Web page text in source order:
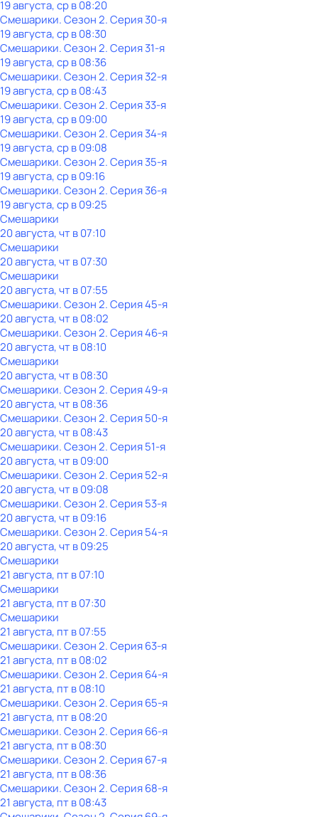
19 августа, ср в 08:20
Смешарики. Сезон 2. Серия 30-я
19 августа, ср в 08:30
Смешарики. Сезон 2. Серия 31-я
19 августа, ср в 08:36
Смешарики. Сезон 2. Серия 32-я
19 августа, ср в 08:43
Смешарики. Сезон 2. Серия 33-я
19 августа, ср в 09:00
Смешарики. Сезон 2. Серия 34-я
19 августа, ср в 09:08
Смешарики. Сезон 2. Серия 35-я
19 августа, ср в 09:16
Смешарики. Сезон 2. Серия 36-я
19 августа, ср в 09:25
Смешарики
20 августа, чт в 07:10
Смешарики
20 августа, чт в 07:30
Смешарики
20 августа, чт в 07:55
Смешарики. Сезон 2. Серия 45-я
20 августа, чт в 08:02
Смешарики. Сезон 2. Серия 46-я
20 августа, чт в 08:10
Смешарики
20 августа, чт в 08:30
Смешарики. Сезон 2. Серия 49-я
20 августа, чт в 08:36
Смешарики. Сезон 2. Серия 50-я
20 августа, чт в 08:43
Смешарики. Сезон 2. Серия 51-я
20 августа, чт в 09:00
Смешарики. Сезон 2. Серия 52-я
20 августа, чт в 09:08
Смешарики. Сезон 2. Серия 53-я
20 августа, чт в 09:16
Смешарики. Сезон 2. Серия 54-я
20 августа, чт в 09:25
Смешарики
21 августа, пт в 07:10
Смешарики
21 августа, пт в 07:30
Смешарики
21 августа, пт в 07:55
Смешарики. Сезон 2. Серия 63-я
21 августа, пт в 08:02
Смешарики. Сезон 2. Серия 64-я
21 августа, пт в 08:10
Смешарики. Сезон 2. Серия 65-я
21 августа, пт в 08:20
Смешарики. Сезон 2. Серия 66-я
21 августа, пт в 08:30
Смешарики. Сезон 2. Серия 67-я
21 августа, пт в 08:36
Смешарики. Сезон 2. Серия 68-я
21 августа, пт в 08:43